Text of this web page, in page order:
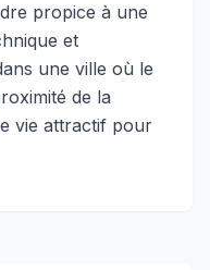
propice à une
et
une ville où le
de la
vie attractif pour